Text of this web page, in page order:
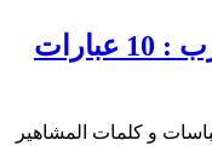
حكم و أقوال عن المحارب : 10 عبارات
و كلمات المشاهير